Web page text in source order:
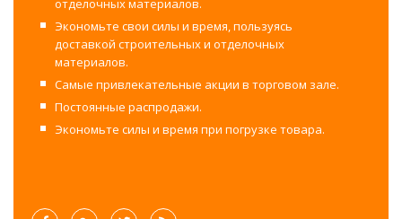
отделочных материалов.
Экономьте свои силы и время, пользуясь
доставкой строительных и отделочных
материалов.
Самые привлекательные акции в торговом зале.
Постоянные распродажи.
Экономьте силы и время при погрузке товара.